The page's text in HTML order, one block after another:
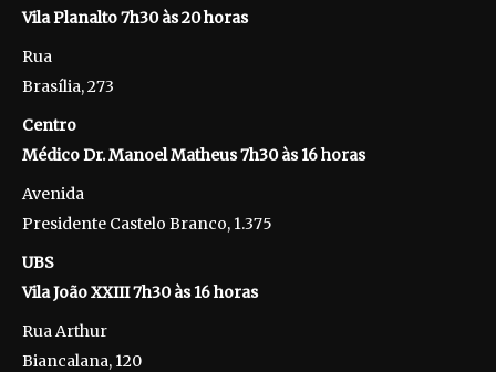
Vila Planalto 7h30 às 20 horas
Rua
Brasília, 273
Centro
Médico Dr. Manoel Matheus 7h30 às 16 horas
Avenida
Presidente Castelo Branco, 1.375
UBS
Vila João XXIII 7h30 às 16 horas
Rua Arthur
Biancalana, 120